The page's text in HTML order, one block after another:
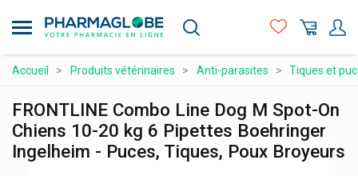
au
principal
Compléments alimentaires
Maman et bébé
Matériel médical et premiers soins
Accueil Produits vétérinaires Anti-parasites Tiques et
FRONTLINE Combo Line Dog M Spot-On
Chiens 10-20 kg 6 Pipettes Boehringer
Ingelheim - Puces, Tiques, Poux Broyeurs